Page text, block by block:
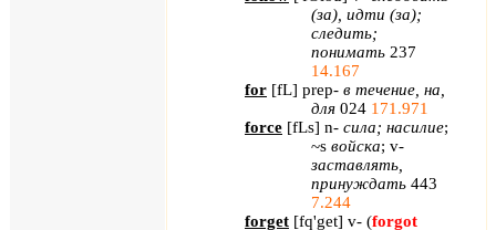
(за), идти (за);
следить;
понимать 237
14.167
for [fL] prep- в течение, на,
для 024 171.971
force [fLs] n- сила; насилие;
~s войска; v-
заставлять,
принуждать 443
7.244
forget [fq'get] v- (forgot